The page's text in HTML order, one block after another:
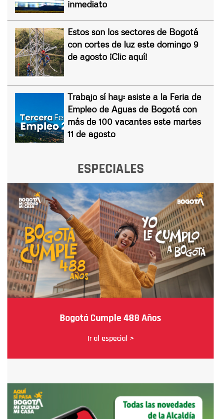
inmediato
Estos son los sectores de Bogotá
con cortes de luz este domingo 9
de agosto ¡Clic aquí!
Trabajo sí hay: asiste a la Feria de
Empleo de Aguas de Bogotá con
más de 100 vacantes este martes
11 de agosto
ESPECIALES
Bogotá Cumple 488 Años
Ir al especial >